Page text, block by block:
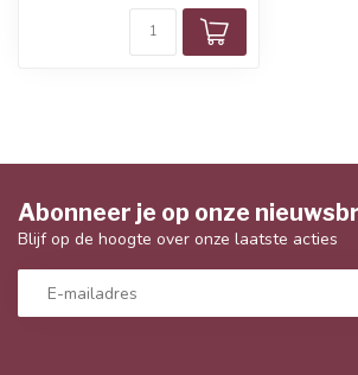
Abonneer je op onze
Blijf op de hoogte over onze laatste acties